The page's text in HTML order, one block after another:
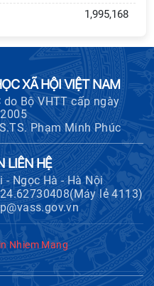
1,995,168
XÃ HỘI VIỆT NAM
do Bộ VHTT cấp ngày
Phạm Minh Phúc
LIÊN HỆ
Ngọc Hà - Hà Nội
lẻ 4113)